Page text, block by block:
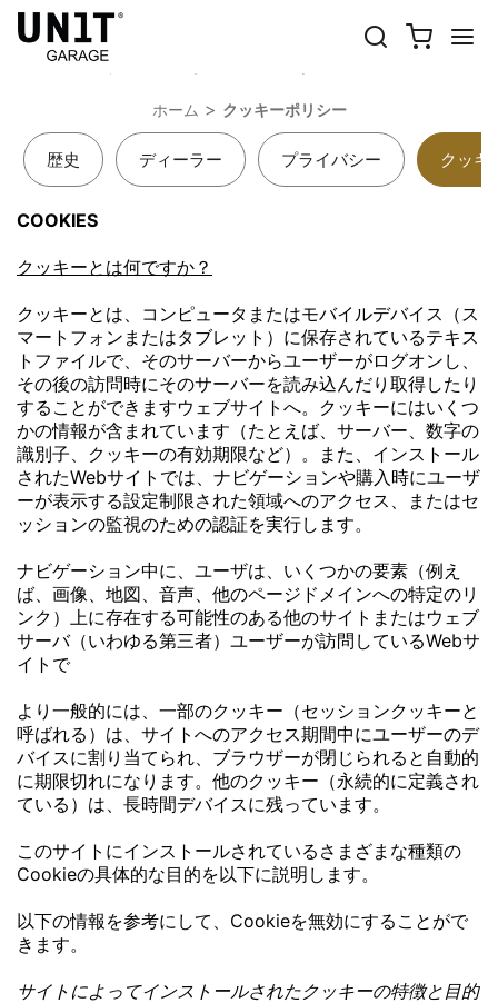
クッキーポリシー
ホーム クッキーポリシー
歴史 ディーラー プライバシー クッキ
COOKIES
クッキーとは何ですか？
クッキーとは、コンピュータまたはモバイルデバイス（ス
マートフォンまたはタブレット）に保存されているテキス
トファイルで、そのサーバーからユーザーがログオンし、
その後の訪問時にそのサーバーを読み込んだり取得したり
することができますウェブサイトへ。クッキーにはいくつ
かの情報が含まれています（たとえば、サーバー、数字の
識別子、クッキーの有効期限など）。また、インストール
されたWebサイトでは、ナビゲーションや購入時にユーザ
ーが表示する設定制限された領域へのアクセス、またはセ
ッションの監視のための認証を実行します。
ナビゲーション中に、ユーザは、いくつかの要素（例え
ば、画像、地図、音声、他のページドメインへの特定のリ
ンク）上に存在する可能性のある他のサイトまたはウェブ
サーバ（いわゆる第三者）ユーザーが訪問しているWebサ
イトで
より一般的には、一部のクッキー（セッションクッキーと
呼ばれる）は、サイトへのアクセス期間中にユーザーのデ
バイスに割り当てられ、ブラウザーが閉じられると自動的
に期限切れになります。他のクッキー（永続的に定義され
ている）は、長時間デバイスに残っています。
このサイトにインストールされているさまざまな種類の
Cookieの具体的な目的を以下に説明します。
以下の情報を参考にして、Cookieを無効にすることがで
きます。
サイトによってインストールされたクッキーの特徴と目的